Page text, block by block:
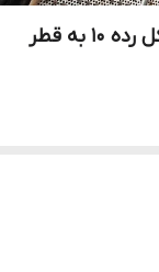
سه راه 3 اینچ مساوی بدون درز کاپر نیکل رده 10 به قطر